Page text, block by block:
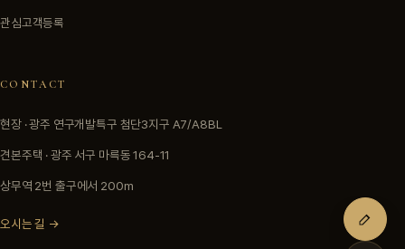
관심고객등록
CONTACT
현장 · 광주 연구개발특구 첨단3지구 A7/A8BL
견본주택 · 광주 서구 마륵동 164-11
상무역 2번 출구에서 200m
오시는 길 →